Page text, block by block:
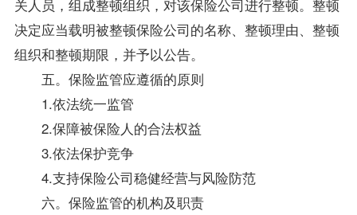
关人员，组成整顿组织，对该保险公司进行整顿。整顿
决定应当载明被整顿保险公司的名称、整顿理由、整顿
组织和整顿期限，并予以公告。
五。保险监管应遵循的原则
1.依法统一监管
2.保障被保险人的合法权益
3.依法保护竞争
4.支持保险公司稳健经营与风险防范
六。保险监管的机构及职责